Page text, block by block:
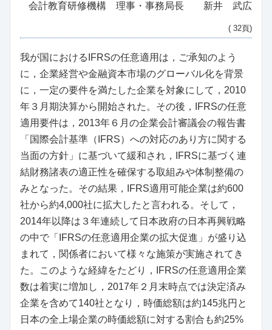
会計教育研修機構 理事・事務局長 新井 武広
( 32頁)
我が国におけるIFRSの任意適用は，ご承知のよう
に，企業経営や金融資本市場のグローバル化を背景
に，一定の要件を満たした企業を対象にして，2010
年３月期決算から開始された。その後，IFRSの任意
適用要件は，2013年６月の企業会計審議会の報告書
「国際会計基準（IFRS）への対応のあり方に関する
当面の方針」に基づいて緩和され，IFRSに基づく連
結財務諸表の適正性を確保する取組みや体制整備の
みとなった。その結果，IFRS適用可能企業は約600
社から約4,000社に拡大したと言われる。そして，
2014年以降は３年連続して日本政府の日本再興戦略
の中で「IFRSの任意適用企業の拡大促進」が盛り込
まれて，関係者において様々な施策が実施されてき
た。このような経緯をたどり，IFRSの任意適用企業
数は着実に増加し，2017年２月末時点では決定済み
企業を含めて140社となり，時価総額は約145兆円と
日本の全上場企業の時価総額に対する割合も約25%